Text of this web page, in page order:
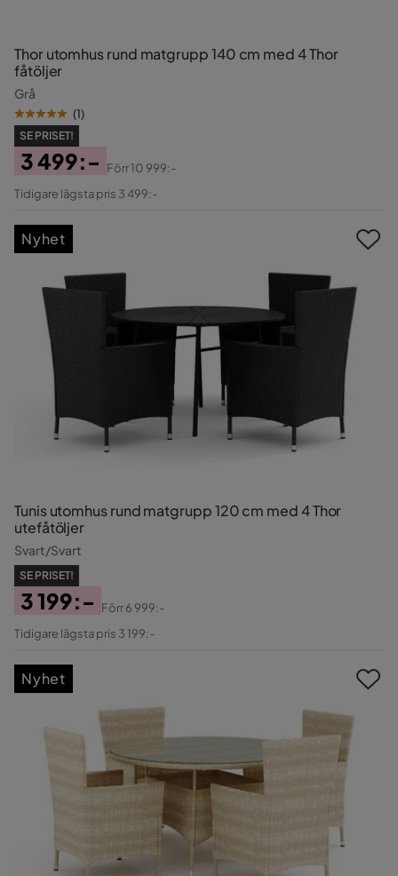
Thor utomhus rund matgrupp 140 cm med 4 Thor
fåtöljer
Grå
(1)
SE PRISET!
Pris
3 499:-
Original
Förr10 999:-
Tidigare lägsta pris 3 499:-
Tunis utomhus rund matgrupp 120 cm med 4 Thor
utefåtöljer
Svart/Svart
SE PRISET!
Pris
3 199:-
Original
Förr6 999:-
Tidigare lägsta pris 3 199:-
Nyhet
Nyhet